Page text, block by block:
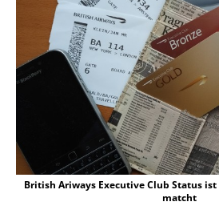
British Ariways Executive Club Status ist
matcht